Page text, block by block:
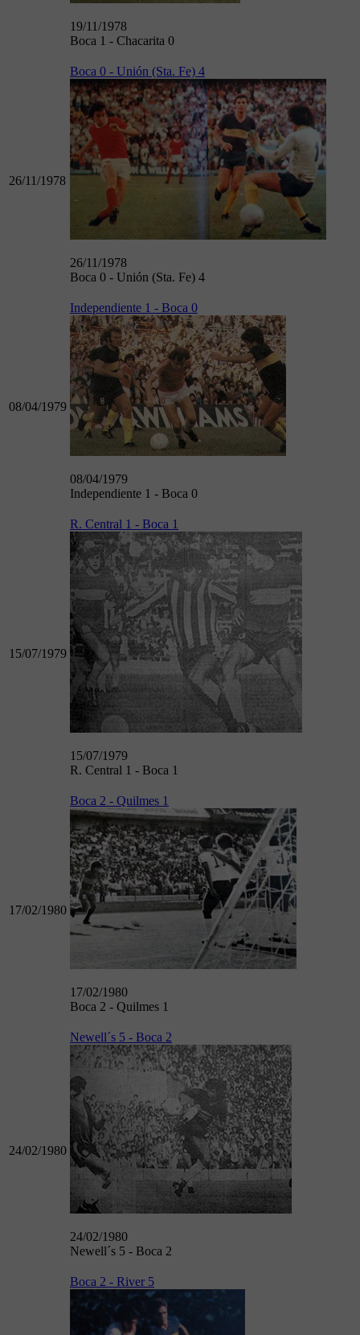
19/11/1978
Boca 1 - Chacarita 0
26/11/1978
Boca 0 - Unión (Sta. Fe) 4
26/11/1978
Boca 0 - Unión (Sta. Fe) 4
08/04/1979
Independiente 1 - Boca 0
08/04/1979
Independiente 1 - Boca 0
15/07/1979
R. Central 1 - Boca 1
15/07/1979
R. Central 1 - Boca 1
17/02/1980
Boca 2 - Quilmes 1
17/02/1980
Boca 2 - Quilmes 1
24/02/1980
Newell´s 5 - Boca 2
24/02/1980
Newell´s 5 - Boca 2
Boca 2 - River 5